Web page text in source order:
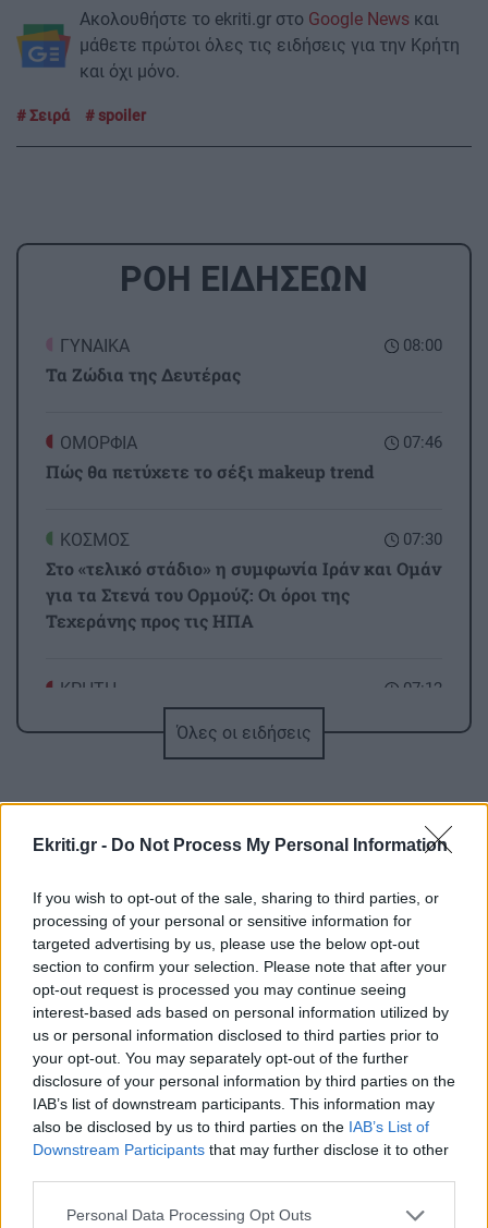
Ekriti.gr - Do Not Process My Personal Information
If you wish to opt-out of the sale, sharing to third parties, or
processing of your personal or sensitive information for
targeted advertising by us, please use the below opt-out
section to confirm your selection. Please note that after your
opt-out request is processed you may continue seeing
interest-based ads based on personal information utilized by
us or personal information disclosed to third parties prior to
your opt-out. You may separately opt-out of the further
disclosure of your personal information by third parties on the
IAB’s list of downstream participants. This information may
also be disclosed by us to third parties on the IAB’s List of
Downstream Participants that may further disclose it to other
Personal Data Processing Opt Outs
Ακολουθήστε το ekriti.gr στο Google News και
μάθετε πρώτοι όλες τις ειδήσεις για την Κρήτη
και όχι μόνο.
Σειρά spoiler
ΡΟΗ ΕΙΔΗΣΕΩΝ
08:00
ΓΥΝΑΙΚΑ
Τα Ζώδια της Δευτέρας
07:46
ΟΜΟΡΦΙΑ
Πώς θα πετύχετε το σέξι makeup trend
07:30
ΚΟΣΜΟΣ
Στο «τελικό στάδιο» η συμφωνία Ιράν και Ομάν
για τα Στενά του Ορμούζ: Οι όροι της
Τεχεράνης προς τις ΗΠΑ
07:12
ΚΡΗΤΗ
μέσω ισχυρών ανέμων
07:00
Απ’ το Λασίθι ως τα Χανιά όλη η Κρήτη αξίζει
00:00
ΣΧΕΣΕΙΣ ΚΑΙ SEX
Χαίρεσαι πραγματικά όταν ο σύντροφός σου
πετυχαίνει κάτι;
23:00
GOSSIP - LIFESTYLE
Δάντης: «Δεν θα ξαναγράψω ποτέ τραγούδι για
τη Eurovision, 22 χρόνια μετά υπάρχει
αχαριστία για το My Number One»
23:00
GOSSIP - LIFESTYLE
Όλες οι ειδήσεις
ΠΕΡΙΣΣΟΤΕΡΑ
ΓΥΝΑΙΚΑ
Τα Ζώδια της Δευτέρας